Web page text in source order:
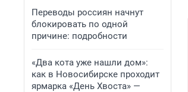
Переводы россиян начнут
блокировать по одной
причине: подробности
«Два кота уже нашли дом»:
как в Новосибирске проходит
ярмарка «День Хвоста» —